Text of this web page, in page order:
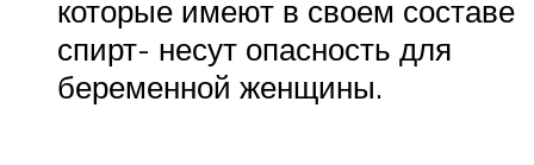
которые имеют в своем составе
спирт- несут опасность для
беременной женщины.